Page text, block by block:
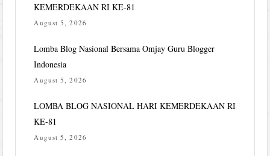
KEMERDEKAAN RI KE-81
August 5, 2026
Lomba Blog Nasional Bersama Omjay Guru Blogger
Indonesia
August 5, 2026
LOMBA BLOG NASIONAL HARI KEMERDEKAAN RI
KE-81
August 5, 2026